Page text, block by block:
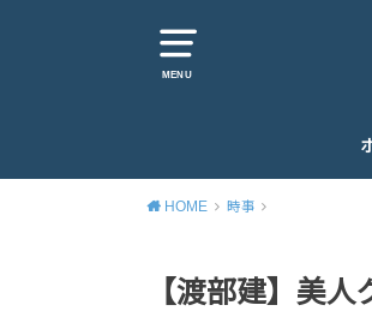
MENU
HOME 時事
【渡部建】美